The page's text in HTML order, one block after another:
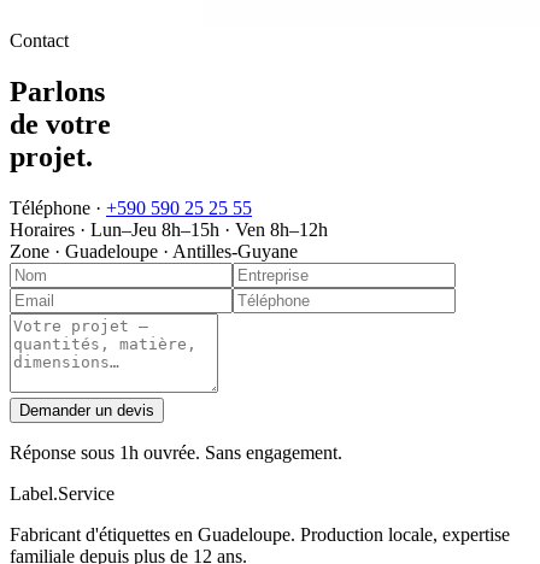
Contact
Parlons
de votre
projet.
Téléphone · +590 590 25 25 55
Horaires · Lun–Jeu 8h–15h · Ven 8h–12h
Zone · Guadeloupe · Antilles-Guyane
Demander un devis
Réponse sous 1h ouvrée. Sans engagement.
Label.Service
Fabricant d'étiquettes en Guadeloupe. Production locale, expertise
familiale depuis plus de 12 ans.